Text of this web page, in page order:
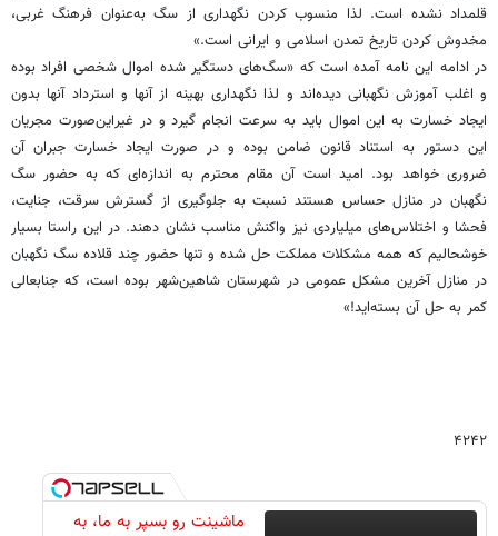
قلمداد نشده است. لذا منسوب کردن نگهداری از سگ به‌عنوان فرهنگ غربی،
مخدوش کردن تاریخ تمدن اسلامی و ایرانی است.»
در ادامه این نامه آمده است که «سگ‌های دستگیر شده اموال شخصی افراد بوده
و اغلب آموزش نگهبانی دیده‌اند و لذا نگهداری بهینه از آنها و استرداد آنها بدون
ایجاد خسارت به این اموال باید به سرعت انجام گیرد و در غیراین‌صورت مجریان
این دستور به استناد قانون ضامن بوده و در صورت ایجاد خسارت جبران آن
ضروری خواهد بود. امید است آن مقام محترم به اندازه‌ای که به حضور سگ
نگهبان در منازل حساس هستند نسبت به جلوگیری از گسترش سرقت، جنایت،
فحشا و اختلاس‌های میلیاردی نیز واکنش مناسب نشان دهند. در این راستا بسیار
خوشحالیم که همه مشکلات مملکت حل شده و تنها حضور چند قلاده سگ نگهبان
در منازل آخرین مشکل عمومی در شهرستان شاهین‌شهر بوده است، که جنابعالی
کمر به حل آن بسته‌اید!»
۴۲۴۲
ماشینت رو بسپر به ما، به